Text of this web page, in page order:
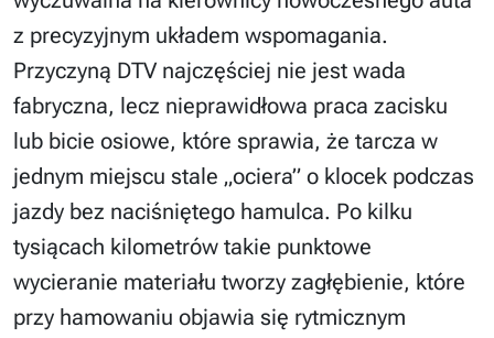
z precyzyjnym układem wspomagania.
Przyczyną DTV najczęściej nie jest wada
fabryczna, lecz nieprawidłowa praca zacisku
lub bicie osiowe, które sprawia, że tarcza w
jednym miejscu stale „ociera” o klocek podczas
jazdy bez naciśniętego hamulca. Po kilku
tysiącach kilometrów takie punktowe
wycieranie materiału tworzy zagłębienie, które
przy hamowaniu objawia się rytmicznym